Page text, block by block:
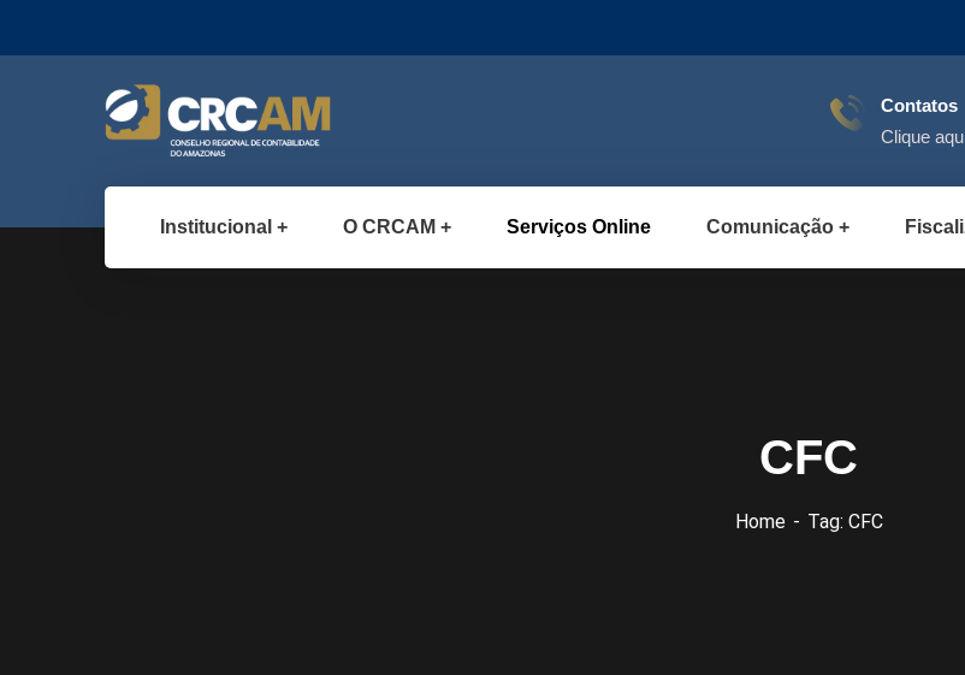
Contatos
Clique
Institucional O CRCAM Serviços Online Comunicação
CFC
Home Tag: CFC